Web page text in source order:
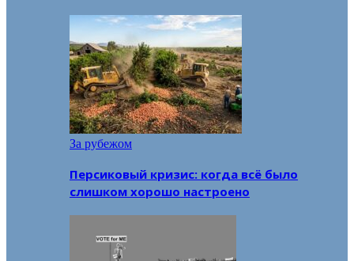
За рубежом
Персиковый кризис: когда всё было
слишком хорошо настроено